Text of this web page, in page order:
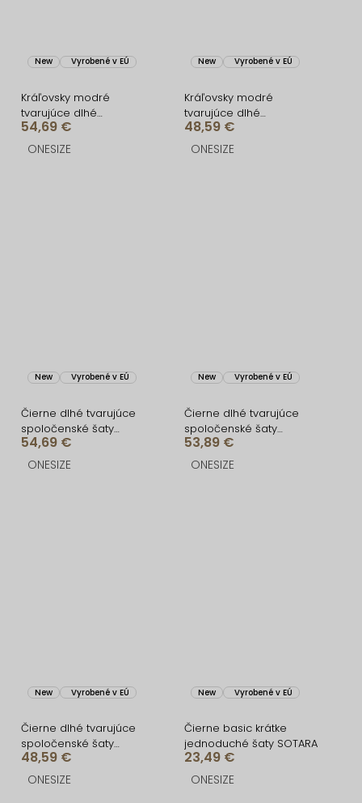
New Vyrobené v EÚ
Kráľovsky modré
tvarujúce dlhé
spoločenské šaty
FRUESTA
54,69 €
ONESIZE
New Vyrobené v EÚ
Kráľovsky modré
tvarujúce dlhé
spoločenské šaty
BRANFLA
48,59 €
ONESIZE
New Vyrobené v EÚ
Čierne dlhé tvarujúce
spoločenské šaty
FRUESTA
54,69 €
ONESIZE
New Vyrobené v EÚ
Čierne dlhé tvarujúce
spoločenské šaty
CRUNCHA na jedno
rameno
53,89 €
ONESIZE
New Vyrobené v EÚ
Čierne dlhé tvarujúce
spoločenské šaty
BRANFLA s výstrihom
48,59 €
ONESIZE
New Vyrobené v EÚ
Čierne basic krátke
jednoduché šaty SOTARA
23,49 €
ONESIZE